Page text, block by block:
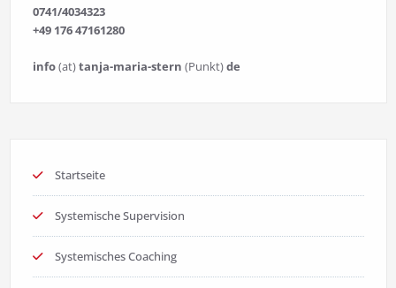
0741/4034323
+49 176 47161280
info(at)tanja-maria-stern (Punkt)de
Startseite
Systemische Supervision
Systemisches Coaching